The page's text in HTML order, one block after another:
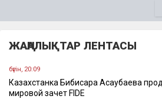
ЭКОНОМИКА
ОҚИҒА
ЖАҢАЛЫҚТАР ЛЕНТАСЫ
бүгін, 20:09
Казахстанка Бибисара Асаубаева
мировой зачет FIDE